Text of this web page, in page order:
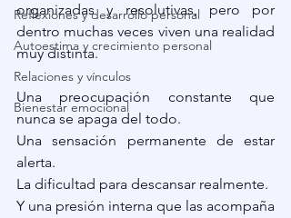
Reflexiones y desarrollo personal
Autoestima y crecimiento personal
Relaciones y vínculos
Bienestar emocional
organizadas y resolutivas, pero por
dentro muchas veces viven una realidad
muy distinta.
Una preocupación constante que
nunca se apaga del todo.
Una sensación permanente de estar
alerta.
La dificultad para descansar realmente.
Y una presión interna que las acompaña